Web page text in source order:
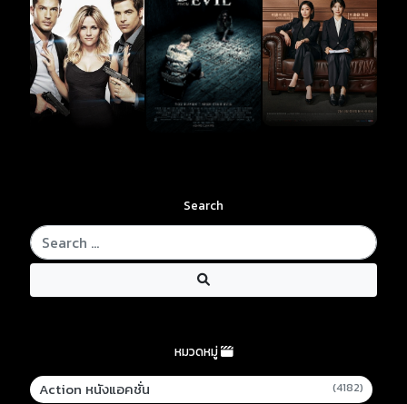
Search
หมวดหมู่
Action หนังแอคชั่น (4182)